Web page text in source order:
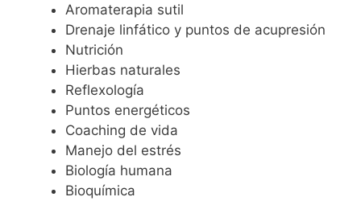
Aromaterapia sutil
Drenaje linfático y puntos de acupresión
Nutrición
Hierbas naturales
Reflexología
Puntos energéticos
Coaching de vida
Manejo del estrés
Biología humana
Bioquímica